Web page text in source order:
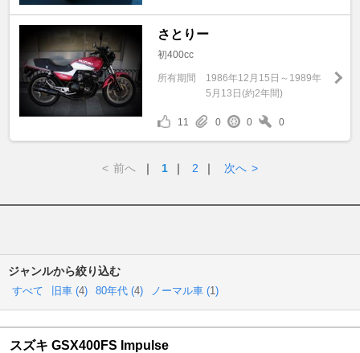
さとりー
初400cc
所有期間
1986年12月15日～1989年
5月13日(約2年間)
11 0 0 0
< 前へ ｜ 1 ｜ 2 ｜ 次へ >
ジャンルから絞り込む
すべて 旧車 (4) 80年代 (4) ノーマル車 (1 )
スズキ GSX400FS Impulse